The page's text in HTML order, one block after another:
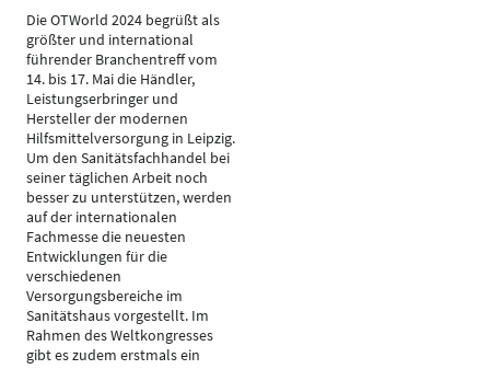
Die OTWorld 2024 begrüßt als
größter und international
führender Branchentreff vom
14. bis 17. Mai die Händler,
Leistungserbringer und
Hersteller der modernen
Hilfsmittelversorgung in Leipzig.
Um den Sanitätsfachhandel bei
seiner täglichen Arbeit noch
besser zu unterstützen, werden
auf der internationalen
Fachmesse die neuesten
Entwicklungen für die
verschiedenen
Versorgungsbereiche im
Sanitätshaus vorgestellt. Im
Rahmen des Weltkongresses
gibt es zudem erstmals ein